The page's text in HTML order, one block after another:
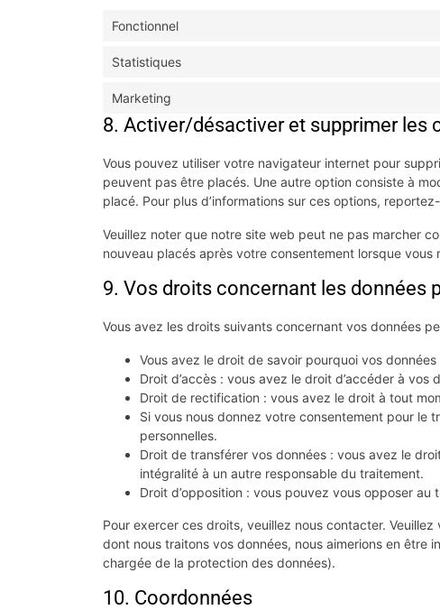
Fonctionnel
Statistiques
Marketing
8. Activer/désactiver et supprimer les
Vous pouvez utiliser votre navigateur internet pour
peuvent pas être placés. Une autre option consiste à
placé. Pour plus d’informations sur ces options,
Veuillez noter que notre site web peut ne pas marcher
nouveau placés après votre consentement lorsque vous
9. Vos droits concernant les données
Vous avez les droits suivants concernant vos données
Vous avez le droit de savoir pourquoi vos
Droit d’accès : vous avez le droit d’accéder à vos
Droit de rectification : vous avez le droit à tout
Si vous nous donnez votre consentement pour le
personnelles.
Droit de transférer vos données : vous avez le
intégralité à un autre responsable du traitement.
Droit d’opposition : vous pouvez vous opposer
Pour exercer ces droits, veuillez nous contacter.
dont nous traitons vos données, nous aimerions en être
chargée de la protection des données).
10. Coordonnées